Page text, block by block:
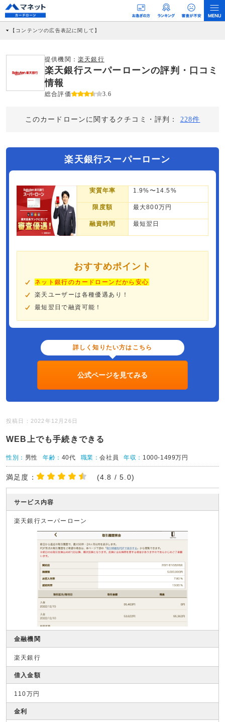
【コンテンツの広告表記に関して】
社に対して企業から紹介報酬が支払われるという収益モデルです。 ただし、特定の
商品を根拠なくPRするものではなく、当編集部の調査／ユーザーへの口コミ収集な
どに基づき、公平性を担保した情報提供を行っています。
提供機関： 楽天銀行
楽天銀行スーパーローンの評判・口コミ
情報
総合評価 3.6
このカードローンに関するクチコミ・評判： 228件
楽天銀行スーパーローン
実質年率 1.9%〜14.5%
限度額 最大800万円
融資時間 最短翌日
おすすめポイント
ネット銀行のカードローンだから安心
楽天ユーザーは各種優遇あり！
最短翌日で融資可能！
詳しく知りたい方はこちら
公式ページを見てみる
投稿日：2022年12月26日
WEB上でも手続きできる
性別： 男性 年齢： 40代 職業：会社員 年収： 1000-1499万円
満足度： (4.8 / 5.0)
サービス内容
楽天銀行スーパーローン
金融機関
楽天銀行
借入金額
110万円
金利